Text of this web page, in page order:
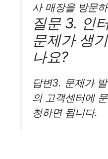
사 매장을 방문
질문 3. 인
문제가 생
나요?
답변3. 문제가
의 고객센터에
청하면 됩니다.